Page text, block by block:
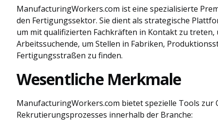
ManufacturingWorkers.com ist eine spezialisierte
den Fertigungssektor. Sie dient als strategische
um mit qualifizierten Fachkräften in Kontakt zu treten,
Arbeitssuchende, um Stellen in Fabriken,
Fertigungsstraßen zu finden.
Wesentliche Merkmale
ManufacturingWorkers.com bietet spezielle Tools zur
Rekrutierungsprozesses innerhalb der Branche: